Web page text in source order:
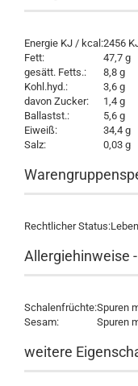
Energie KJ / kcal:2456
Fett:
47,7 g
gesätt. Fetts.:
8,8 g
Kohl.hyd.:
3,6 g
davon Zucker:
1,4 g
Ballastst.:
5,6 g
Eiweiß:
34,4 g
Salz:
0,03 g
Rechtlicher Status:
Allergiehinweise
Schalenfrüchte:Spuren
Sesam:
Spuren
weitere